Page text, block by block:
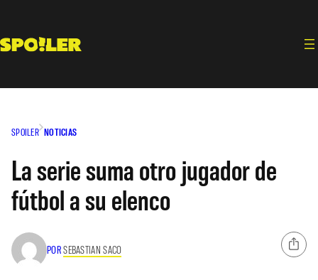
contenido
SPOILER NOTICIAS
La serie suma otro jugador de
fútbol a su elenco
PORSEBASTIAN SACO